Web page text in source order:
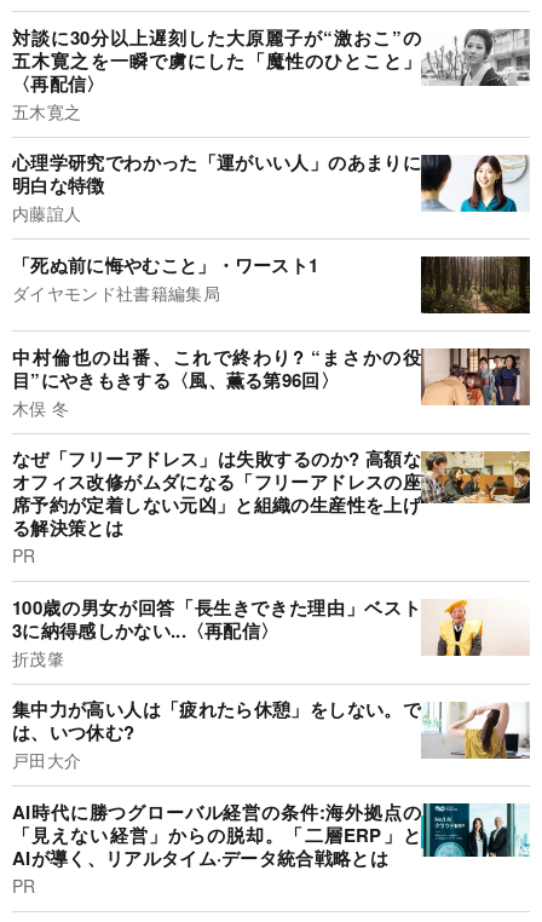
対談に30分以上遅刻した大原麗子が“激おこ”の
五木寛之を一瞬で虜にした「魔性のひとこと」
〈再配信〉
五木寛之
心理学研究でわかった「運がいい人」のあまりに
明白な特徴
内藤誼人
「死ぬ前に悔やむこと」・ワースト1
ダイヤモンド社書籍編集局
中村倫也の出番、これで終わり? “まさかの役
目”にやきもきする〈風、薫る第96回〉
木俣 冬
なぜ「フリーアドレス」は失敗するのか? 高額な
オフィス改修がムダになる「フリーアドレスの座
席予約が定着しない元凶」と組織の生産性を上げ
る解決策とは
PR
100歳の男女が回答「長生きできた理由」ベスト
3に納得感しかない...〈再配信〉
折茂肇
集中力が高い人は「疲れたら休憩」をしない。で
は、いつ休む?
戸田大介
AI時代に勝つグローバル経営の条件:海外拠点の
「見えない経営」からの脱却。「二層ERP」と
AIが導く、リアルタイム·データ統合戦略とは
PR